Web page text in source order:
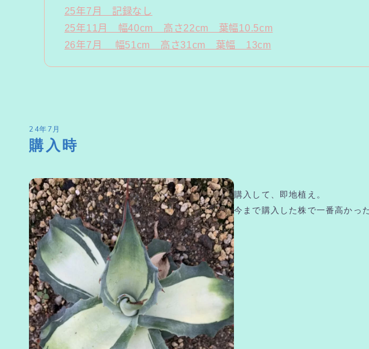
25年7月 記録なし
25年11月 幅40cm 高さ22cm 葉幅10.5cm
26年7月 幅51cm 高さ31cm 葉幅 13cm
24年7月
購入時
購入して、即地植え。
今まで購入した株で一番高かっ